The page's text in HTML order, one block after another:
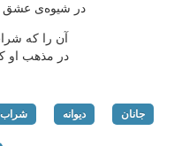
در شیوه‌ی عشق
آن را که
در مذهب او
جانان دیوانه شراب